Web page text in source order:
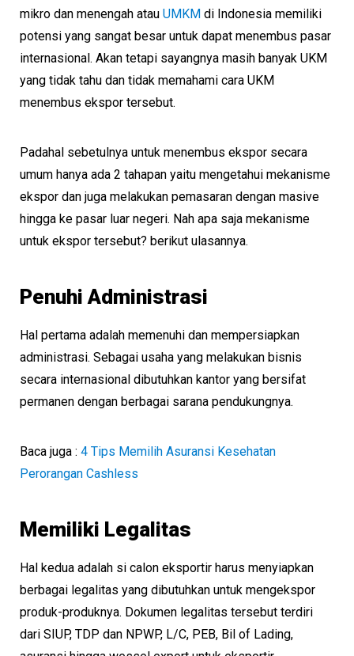
mikro dan menengah atau UMKM di Indonesia memiliki
potensi yang sangat besar untuk dapat menembus pasar
internasional. Akan tetapi sayangnya masih banyak UKM
yang tidak tahu dan tidak memahami cara UKM
menembus ekspor tersebut.
Padahal sebetulnya untuk menembus ekspor secara
umum hanya ada 2 tahapan yaitu mengetahui mekanisme
ekspor dan juga melakukan pemasaran dengan masive
hingga ke pasar luar negeri. Nah apa saja mekanisme
untuk ekspor tersebut? berikut ulasannya.
Penuhi Administrasi
Hal pertama adalah memenuhi dan mempersiapkan
administrasi. Sebagai usaha yang melakukan bisnis
secara internasional dibutuhkan kantor yang bersifat
permanen dengan berbagai sarana pendukungnya.
Baca juga : 4 Tips Memilih Asuransi Kesehatan
Perorangan Cashless
Memiliki Legalitas
Hal kedua adalah si calon eksportir harus menyiapkan
berbagai legalitas yang dibutuhkan untuk mengekspor
produk-produknya. Dokumen legalitas tersebut terdiri
dari SIUP, TDP dan NPWP, L/C, PEB, Bil of Lading,